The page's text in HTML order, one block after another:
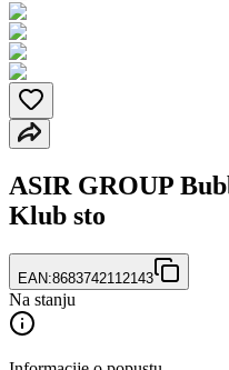
ASIR GROUP
Klub sto
EAN:8683742112143
Na stanju